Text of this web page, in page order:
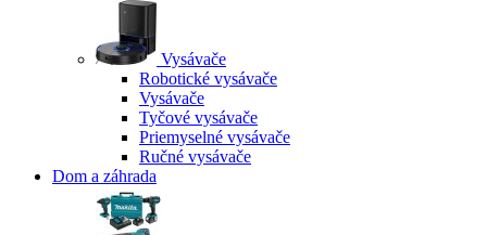
Vysávače
Robotické vysávače
Vysávače
Tyčové vysávače
Priemyselné vysávače
Ručné vysávače
Dom a záhrada